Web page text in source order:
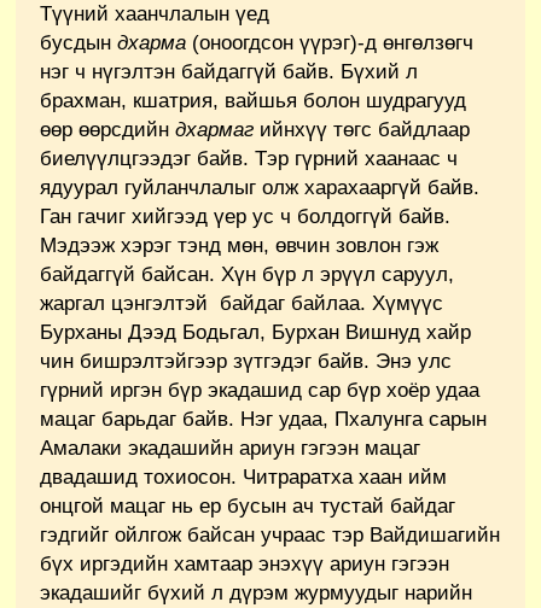
Түүний хаанчлалын үед
бусдын дхарма (оноогдсон үүрэг)-д өнгөлзөгч
нэг ч нүгэлтэн байдаггүй байв. Бүхий л
брахман, кшатрия, вайшья болон шудрагууд
өөр өөрсдийн дхармаг ийнхүү төгс байдлаар
биелүүлцгээдэг байв. Тэр гүрний хаанаас ч
ядуурал гуйланчлалыг олж харахааргүй байв.
Ган гачиг хийгээд үер ус ч болдоггүй байв.
Мэдээж хэрэг тэнд мөн, өвчин зовлон гэж
байдаггүй байсан. Хүн бүр л эрүүл саруул,
жаргал цэнгэлтэй байдаг байлаа. Хүмүүс
Бурханы Дээд Бодьгал, Бурхан Вишнуд хайр
чин бишрэлтэйгээр зүтгэдэг байв. Энэ улс
гүрний иргэн бүр экадашид сар бүр хоёр удаа
мацаг барьдаг байв. Нэг удаа, Пхалунга сарын
Амалаки экадашийн ариун гэгээн мацаг
двадашид тохиосон. Читраратха хаан ийм
онцгой мацаг нь ер бусын ач тустай байдаг
гэдгийг ойлгож байсан учраас тэр Вайдишагийн
бүх иргэдийн хамтаар энэхүү ариун гэгээн
экадашийг бүхий л дүрэм журмуудыг нарийн